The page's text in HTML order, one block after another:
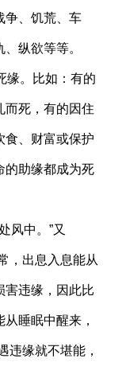
争、饥荒、车
纵欲等等。
缘。比如：有的
而死，有的因住
食、财富或保护
的助缘都成为死
风中。”又
，出息入息能从
害违缘，因此比
睡眠中醒来，
违缘就不堪能，